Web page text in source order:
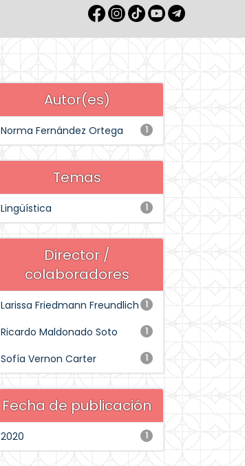
Autor(es)
1
Norma Fernández Ortega
Temas
1
Lingüística
Director /
colaboradores
1
Larissa Friedmann Freundlich
1
Ricardo Maldonado Soto
1
Sofía Vernon Carter
Fecha de publicación
1
2020